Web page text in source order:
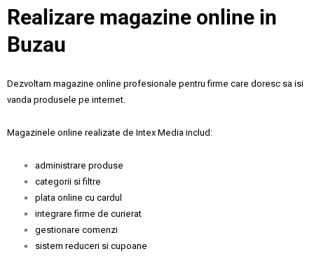
Realizare magazine online in
Buzau
Dezvoltam magazine online profesionale pentru firme care doresc sa isi
vanda produsele pe internet.
Magazinele online realizate de Intex Media includ:
administrare produse
categorii si filtre
plata online cu cardul
integrare firme de curierat
gestionare comenzi
sistem reduceri si cupoane